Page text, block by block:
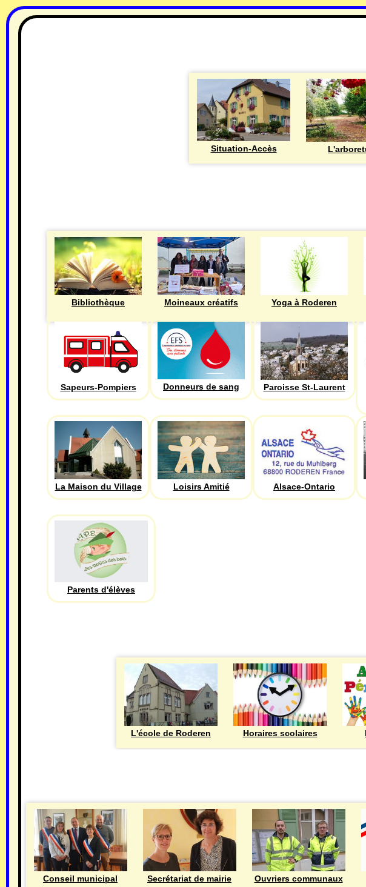
Situation-Accès
Bibliothèque Moineaux créatifs Yoga à Roderen
Sapeurs-Pompiers Donneurs de sang Paroisse St-Laurent
La Maison du Village Loisirs Amitié Alsace-Ontario
Parents d'élèves
L'école de Roderen Horaires scolaires
Conseil municipal
Secrétariat de mairie Ouvriers communaux